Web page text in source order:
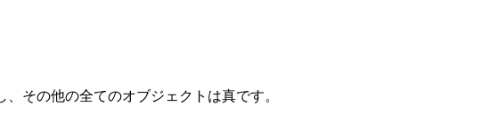
その他の全てのオブジェクトは真です。